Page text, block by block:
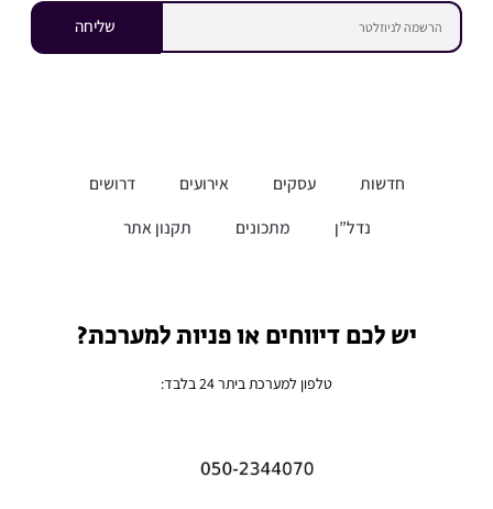
שליחה
חדשות עסקים אירועים
דרושים
נדל”ן
מתכונים תקנון אתר
יש לכם דיווחים או פניות למערכת?
טלפון למערכת ביתר 24 בלבד: